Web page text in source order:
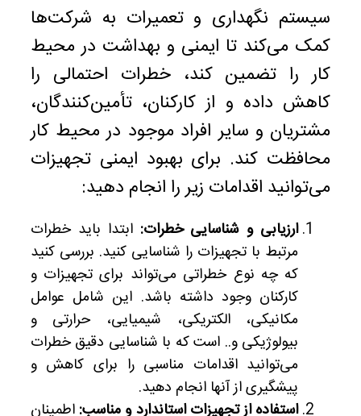
سیستم نگهداری و تعمیرات به شرکت‌ها
کمک می‌کند تا ایمنی و بهداشت در محیط
کار را تضمین کند، خطرات احتمالی را
کاهش داده و از کارکنان، تأمین‌کنندگان،
مشتریان و سایر افراد موجود در محیط کار
محافظت کند. برای بهبود ایمنی تجهیزات
می‌توانید اقدامات زیر را انجام دهید:
ارزیابی و شناسایی خطرات: ابتدا باید خطرات
مرتبط با تجهیزات را شناسایی کنید. بررسی کنید
که چه نوع خطراتی می‌تواند برای تجهیزات و
کارکنان وجود داشته باشد. این شامل عوامل
مکانیکی، الکتریکی، شیمیایی، حرارتی و
بیولوژیکی و.. است که با شناسایی دقیق خطرات
می‌توانید اقدامات مناسبی را برای کاهش و
پیشگیری از آنها انجام دهید.
استفاده از تجهیزات استاندارد و مناسب: اطمینان